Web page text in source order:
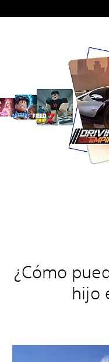
¿Cómo
hijo